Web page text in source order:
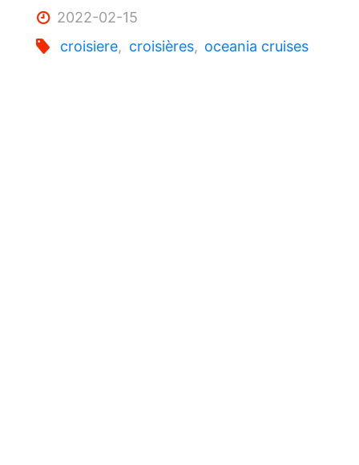
2022-02-15
croisiere, croisières, oceania cruises